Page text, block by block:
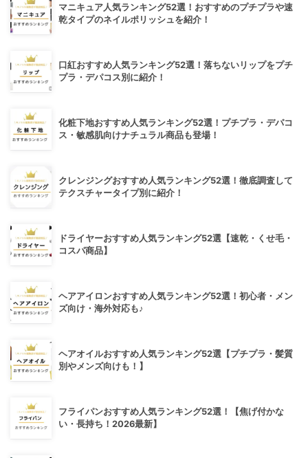
マニキュア人気ランキング52選！おすすめのプチプラや速
乾タイプのネイルポリッシュを紹介！
口紅おすすめ人気ランキング52選！落ちないリップをプチ
プラ・デパコス別に紹介！
化粧下地おすすめ人気ランキング52選！プチプラ・デパコ
ス・敏感肌向けナチュラル商品も登場！
クレンジングおすすめ人気ランキング52選！徹底調査して
テクスチャータイプ別に紹介！
ドライヤーおすすめ人気ランキング52選【速乾・くせ毛・
コスパ商品】
ヘアアイロンおすすめ人気ランキング52選！初心者・メン
ズ向け・海外対応も♪
ヘアオイルおすすめ人気ランキング52選【プチプラ・髪質
別やメンズ向けも！】
フライパンおすすめ人気ランキング52選！【焦げ付かな
い・長持ち！2026最新】